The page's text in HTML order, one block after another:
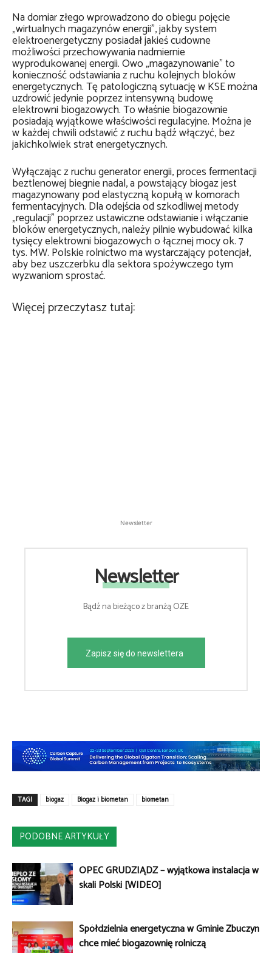
Na domiar złego wprowadzono do obiegu pojęcie
„wirtualnych magazynów energii”, jakby system
elektroenergetyczny posiadał jakieś cudowne
możliwości przechowywania nadmiernie
wyprodukowanej energii. Owo „magazynowanie” to
konieczność odstawiania z ruchu kolejnych bloków
energetycznych. Tę patologiczną sytuację w KSE można
uzdrowić jedynie poprzez intensywną budowę
elektrowni biogazowych. To właśnie biogazownie
posiadają wyjątkowe właściwości regulacyjne. Można je
w każdej chwili odstawić z ruchu bądź włączyć, bez
jakichkolwiek strat energetycznych.
Wyłączając z ruchu generator energii, proces fermentacji
beztlenowej biegnie nadal, a powstający biogaz jest
magazynowany pod elastyczną kopułą w komorach
fermentacyjnych. Dla odejścia od szkodliwej metody
„regulacji” poprzez ustawiczne odstawianie i włączanie
bloków energetycznych, należy pilnie wybudować kilka
tysięcy elektrowni biogazowych o łącznej mocy ok. 7
tys. MW. Polskie rolnictwo ma wystarczający potencjał,
aby bez uszczerbku dla sektora spożywczego tym
wyzwaniom sprostać.
Więcej przeczytasz tutaj:
Newsletter
Newsletter
Bądź na bieżąco z branżą OZE
Zapisz się do newslettera
TAGI biogaz Biogaz i biometan biometan
PODOBNE ARTYKUŁY
OPEC GRUDZIĄDZ – wyjątkowa instalacja w
skali Polski [WIDEO]
Spółdzielnia energetyczna w Gminie Zbuczyn
chce mieć biogazownię rolniczą